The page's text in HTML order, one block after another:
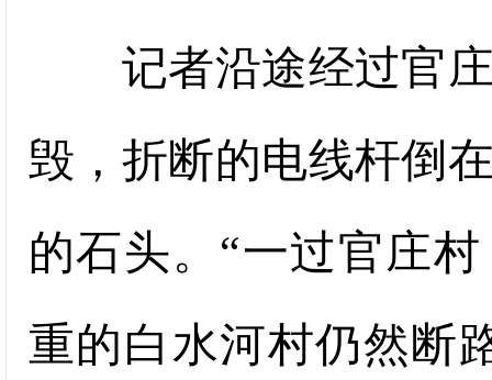
记者沿途经过官庄
毁，折断的电线杆倒
的石头。“一过官庄
重的白水河村仍然断